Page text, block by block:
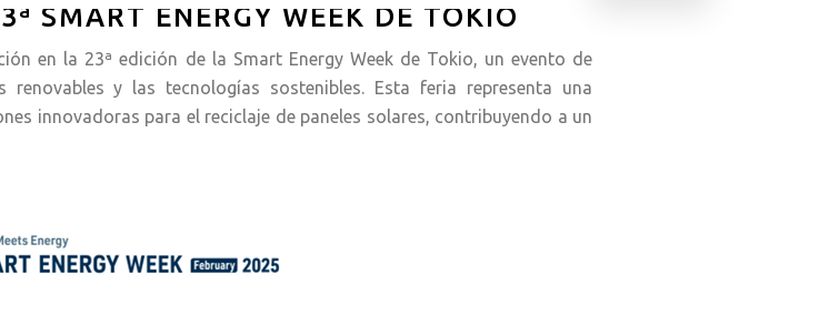
SMART ENERGY WEEK DE TOKIO
en la 23ª edición de la Smart Energy Week de Tokio, un evento de
renovables y las tecnologías sostenibles. Esta feria representa una
innovadoras para el reciclaje de paneles solares, contribuyendo a un